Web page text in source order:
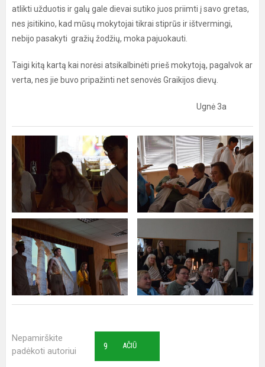
atlikti užduotis ir galų gale dievai sutiko juos priimti į savo gretas,
nes įsitikino, kad mūsų mokytojai tikrai stiprūs ir ištvermingi,
nebijo pasakyti gražių žodžių, moka pajuokauti.
Taigi kitą kartą kai norėsi atsikalbinėti prieš mokytoją, pagalvok ar
verta, nes jie buvo pripažinti net senovės Graikijos dievų.
Ugnė 3a
Nepamirškite
padėkoti autoriui
AČIŪ
9